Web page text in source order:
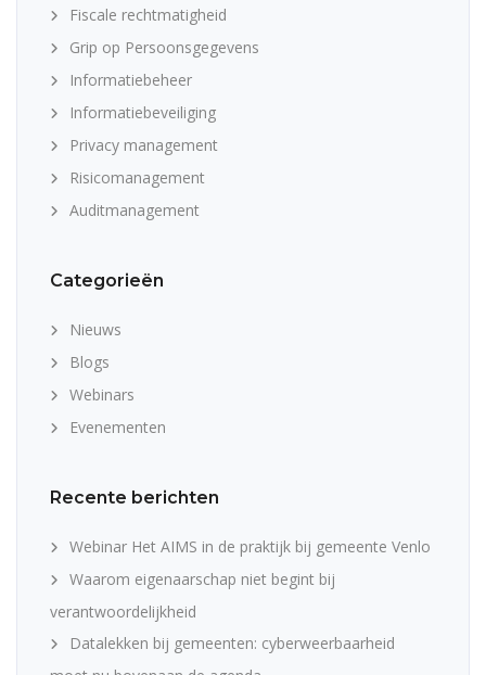
Fiscale rechtmatigheid
Grip op Persoonsgegevens
Informatiebeheer
Informatiebeveiliging
Privacy management
Risicomanagement
Auditmanagement
Categorieën
Nieuws
Blogs
Webinars
Evenementen
Recente berichten
Webinar Het AIMS in de praktijk bij gemeente Venlo
Waarom eigenaarschap niet begint bij
verantwoordelijkheid
Datalekken bij gemeenten: cyberweerbaarheid